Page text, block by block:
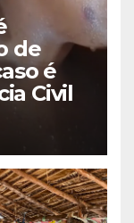
de
é
Civil